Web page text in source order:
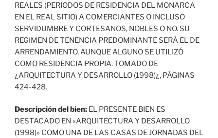
REALES (PERIODOS DE RESIDENCIA DEL MONARCA
EN EL REAL SITIO) A COMERCIANTES O INCLUSO
SERVIDUMBRE Y CORTESANOS, NOBLES O NO. SU
REGIMEN DE TENENCIA PREDOMINANTE SERÁ EL DE
ARRENDAMIENTO, AUNQUE ALGUNO SE UTILIZÓ
COMO RESIDENCIA PROPIA. TOMADO DE
¿ARQUITECTURA Y DESARROLLO (1998)¿, PÁGINAS
424-428.
Descripción del bien: EL PRESENTE BIEN ES
DESTACADO EN «ARQUITECTURA Y DESARROLLO
(1998)» COMO UNA DE LAS CASAS DE JORNADAS DEL